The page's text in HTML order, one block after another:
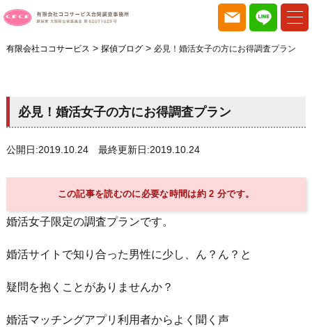
有限会社ココサービス > 探偵ブログ> 必見！婚活女子の方にお得調査プラン
必見！婚活女子の方にお得調査プラン
公開日:2019.10.24 最終更新日:2019.10.24
この記事を読むのに必要な時間は約 2 分です。
婚活女子限定の調査プランです。
婚活サイトで知り合った男性に少し、ん？ん？と
疑問を抱くことがありませんか？
婚活マッチングアプリ利用者からよく聞く声